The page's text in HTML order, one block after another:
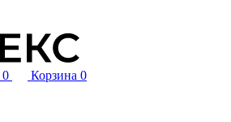
0 Корзина 0